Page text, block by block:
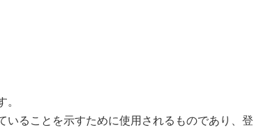
。
いることを示すために使用されるものであり、登